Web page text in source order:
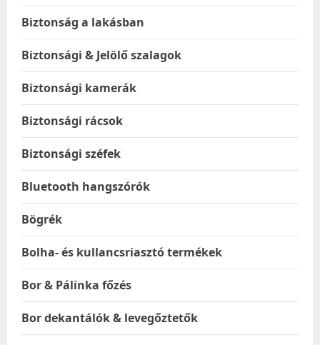
Biztonság a lakásban
Biztonsági & Jelölő szalagok
Biztonsági kamerák
Biztonsági rácsok
Biztonsági széfek
Bluetooth hangszórók
Bögrék
Bolha- és kullancsriasztó termékek
Bor & Pálinka főzés
Bor dekantálók & levegőztetők